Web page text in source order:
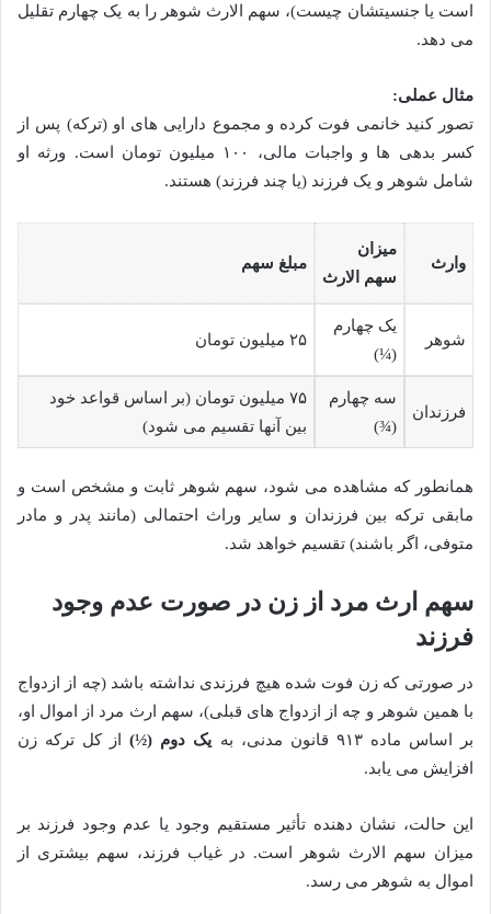
است یا جنسیتشان چیست)، سهم الارث شوهر را به یک چهارم تقلیل
می دهد.
مثال عملی:
تصور کنید خانمی فوت کرده و مجموع دارایی های او (ترکه) پس از
کسر بدهی ها و واجبات مالی، ۱۰۰ میلیون تومان است. ورثه او
شامل شوهر و یک فرزند (یا چند فرزند) هستند.
وارث
میزان
سهم الارث
مبلغ سهم
شوهر
یک چهارم
(¼)
۲۵ میلیون تومان
فرزندان
سه چهارم
(¾)
۷۵ میلیون تومان (بر اساس قواعد خود
بین آنها تقسیم می شود)
همانطور که مشاهده می شود، سهم شوهر ثابت و مشخص است و
مابقی ترکه بین فرزندان و سایر وراث احتمالی (مانند پدر و مادر
متوفی، اگر باشند) تقسیم خواهد شد.
سهم ارث مرد از زن در صورت عدم وجود
فرزند
در صورتی که زن فوت شده هیچ فرزندی نداشته باشد (چه از ازدواج
با همین شوهر و چه از ازدواج های قبلی)، سهم ارث مرد از اموال او،
بر اساس ماده ۹۱۳ قانون مدنی، به
یک دوم (½)از کل ترکه زن
افزایش می یابد.
این حالت، نشان دهنده تأثیر مستقیم وجود یا عدم وجود فرزند بر
میزان سهم الارث شوهر است. در غیاب فرزند، سهم بیشتری از
اموال به شوهر می رسد.